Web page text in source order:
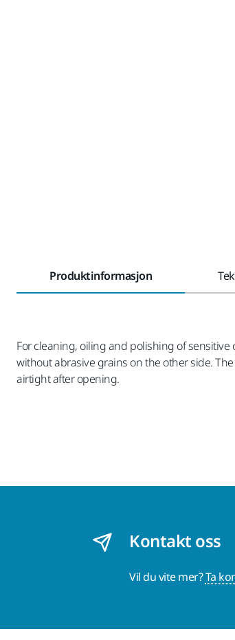
Produktinformasjon
For cleaning, oiling and polishing of
without abrasive grains on the other side.
airtight after opening.
Kontakt oss
Vil du vite mer?Ta